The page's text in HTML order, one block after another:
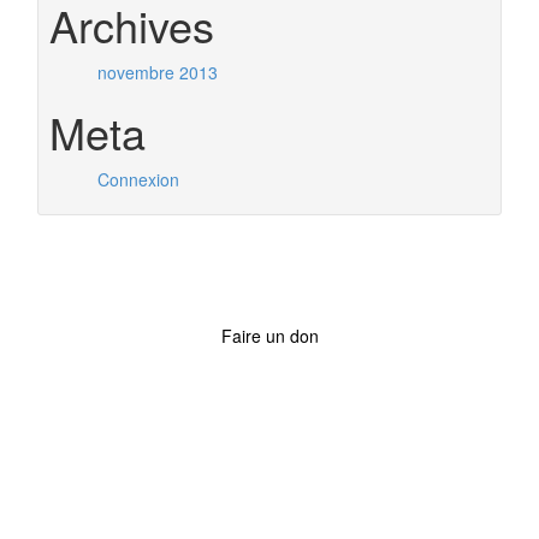
Archives
novembre 2013
Meta
Connexion
Faire un don